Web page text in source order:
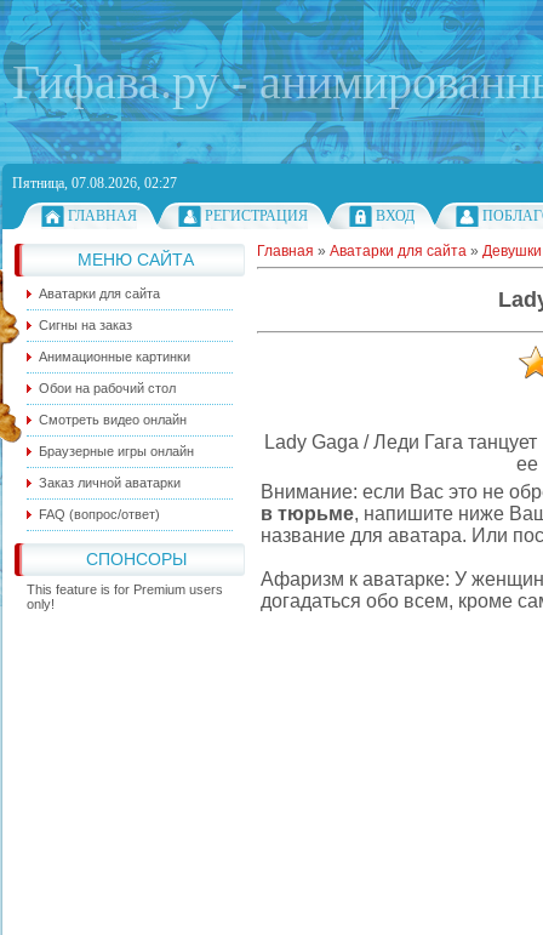
Гифава.ру -
Пятница, 07.08.2026, 02:27
ГЛАВНАЯ
РЕГИСТРАЦИЯ ВХОД
МЕНЮ САЙТА
Аватарки для сайта
Сигны на заказ
Анимационные картинки
Обои на рабочий стол
Смотреть видео онлайн
Браузерные игры онлайн
Заказ личной аватарки
FAQ (вопрос/ответ)
СПОНСОРЫ
This feature is for Premium users
only!
Главная » Аватарки для сайта »
Lady Gaga / Леди Гага
ее
Внимание: если Вас это не
в тюрьме, напишите ниже
название для аватара. Или
Афаризм к аватарке: У
догадаться обо всем, кроме